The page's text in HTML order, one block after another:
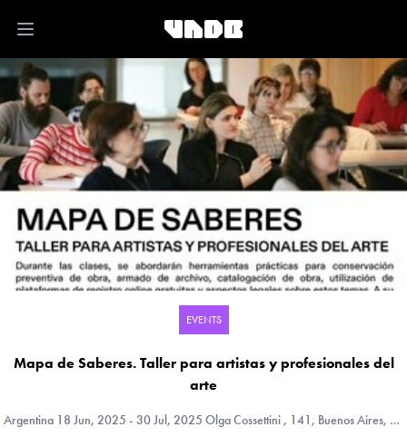
Open main menu
EVENTS
Mapa de Saberes. Taller para artistas y profesionales del
arte
Argentina 18 Jun, 2025 - 30 Jul, 2025 Olga Cossettini , 141, Buenos Aires, Capital Federal, Argentina